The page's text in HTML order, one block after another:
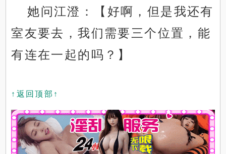
她问江澄：【好啊，但是我还有
室友要去，我们需要三个位置，能
有连在一起的吗？】
↑返回顶部↑